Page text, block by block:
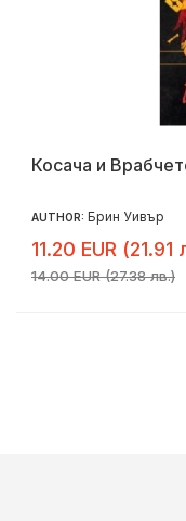
Косача и
AUTHOR: Брин Уивър
11.20 EUR (21.91
14.00 EUR (27.38 лв.)